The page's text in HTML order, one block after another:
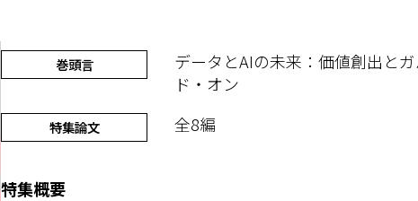
巻頭言
データとAIの未来：価値創出と
ド・オン
特集論文 全8編
特集概要